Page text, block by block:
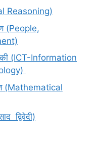
Reasoning)
(People,
(ICT-Information
(Mathematical
द्विवेदी)